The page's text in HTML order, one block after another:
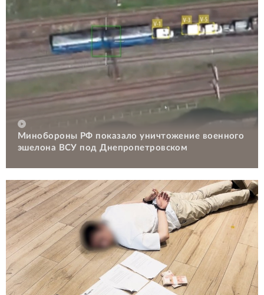
Минобороны РФ показало уничтожение военного
эшелона ВСУ под Днепропетровском